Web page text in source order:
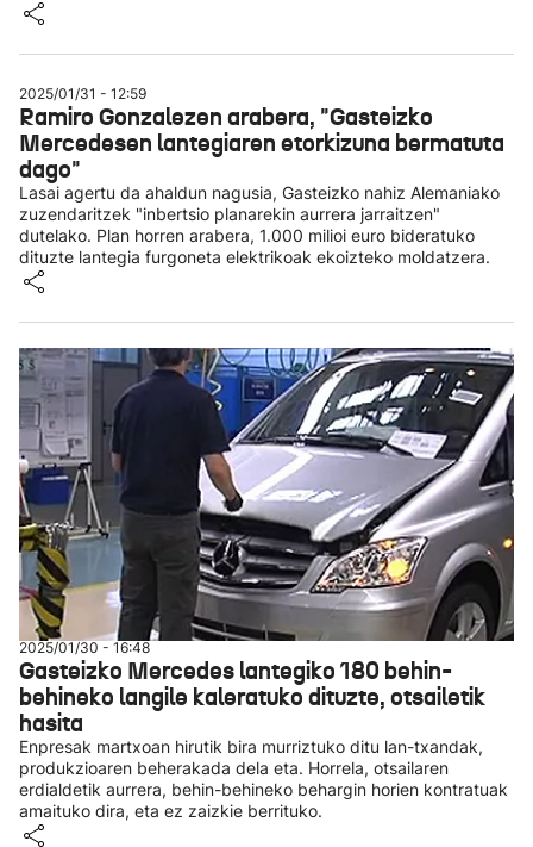
2025/01/31 - 12:59
Ramiro Gonzalezen arabera, "Gasteizko
Mercedesen lantegiaren etorkizuna bermatuta
dago"
Lasai agertu da ahaldun nagusia, Gasteizko nahiz Alemaniako
zuzendaritzek "inbertsio planarekin aurrera jarraitzen"
dutelako. Plan horren arabera, 1.000 milioi euro bideratuko
dituzte lantegia furgoneta elektrikoak ekoizteko moldatzera.
2025/01/30 - 16:48
Gasteizko Mercedes lantegiko 180 behin-
behineko langile kaleratuko dituzte, otsailetik
hasita
Enpresak martxoan hirutik bira murriztuko ditu lan-txandak,
produkzioaren beherakada dela eta. Horrela, otsailaren
erdialdetik aurrera, behin-behineko behargin horien kontratuak
amaituko dira, eta ez zaizkie berrituko.